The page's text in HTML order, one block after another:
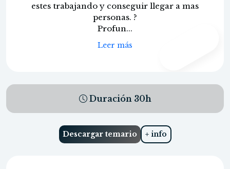
estes trabajando y conseguir llegar a mas
personas. ?
Profun...
Leer más
Duración 30h
Descargar temario + info